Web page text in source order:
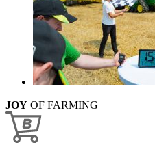
JOY OF FARMING